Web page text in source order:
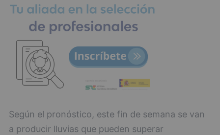
Según el pronóstico, este fin de semana se van
a producir lluvias que pueden superar